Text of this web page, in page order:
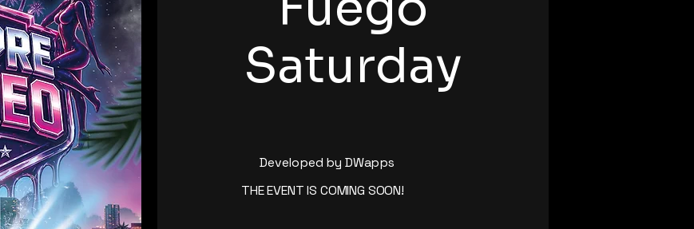
Saturday
THE EVENT IS COMING SOON!
Developed by DWapps